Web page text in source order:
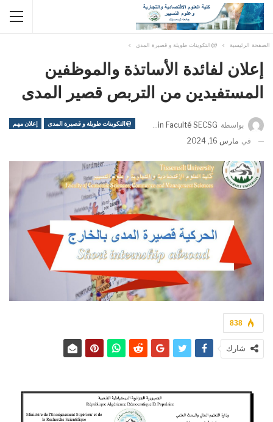
الصفحة الرئيسية @التكوينات طويلة و قصيرة المدى
إعلان لفائدة الأساتذة والموظفين
المستفيدين من التربص قصير المدى
@التكوينات طويلة و قصيرة المدى إعلان مهم بواسطة Admin Faculté SECSG
في مارس 16, 2024
838
شارك